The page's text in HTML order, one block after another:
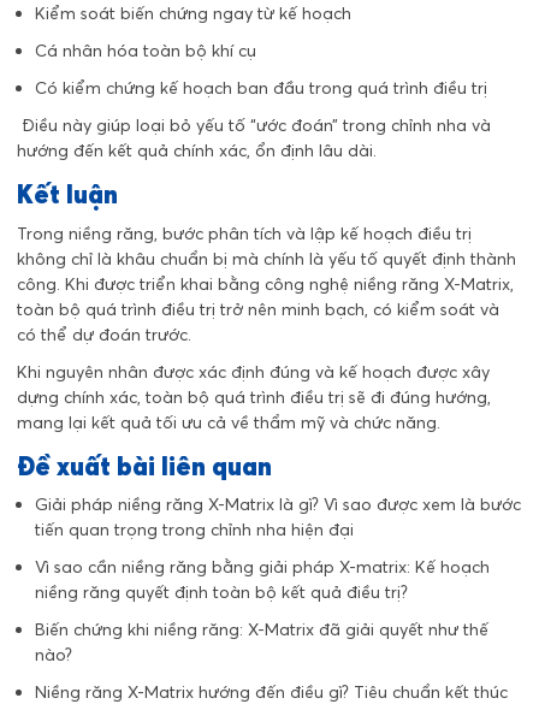
Kiểm soát biến chứng ngay từ kế hoạch
Cá nhân hóa toàn bộ khí cụ
Có kiểm chứng kế hoạch ban đầu trong quá trình điều trị
Điều này giúp loại bỏ yếu tố “ước đoán” trong chỉnh nha và
hướng đến kết quả chính xác, ổn định lâu dài.
Kết luận
Trong niềng răng, bước phân tích và lập kế hoạch điều trị
không chỉ là khâu chuẩn bị mà chính là yếu tố quyết định thành
công. Khi được triển khai bằng công nghệ niềng răng X-Matrix,
toàn bộ quá trình điều trị trở nên minh bạch, có kiểm soát và
có thể dự đoán trước.
Khi nguyên nhân được xác định đúng và kế hoạch được xây
dựng chính xác, toàn bộ quá trình điều trị sẽ đi đúng hướng,
mang lại kết quả tối ưu cả về thẩm mỹ và chức năng.
Đề xuất bài liên quan
Giải pháp niềng răng X-Matrix là gì? Vì sao được xem là bước
tiến quan trọng trong chỉnh nha hiện đại
Vì sao cần niềng răng bằng giải pháp X-matrix: Kế hoạch
niềng răng quyết định toàn bộ kết quả điều trị?
Biến chứng khi niềng răng: X-Matrix đã giải quyết như thế
nào?
Niềng răng X-Matrix hướng đến điều gì? Tiêu chuẩn kết thúc